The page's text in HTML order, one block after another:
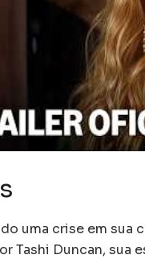
uma crise em sua
Tashi Duncan, sua